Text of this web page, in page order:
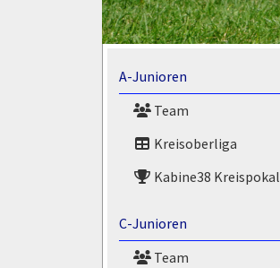
A-Junioren
Team
Kreisoberliga
Kabine38 Kreispokal
C-Junioren
Team